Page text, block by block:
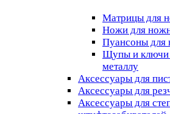
Матрицы для
Ножи для
Пуансоны для
Щупы и ключи
металлу
Аксессуары для
Аксессуары для
Аксессуары для